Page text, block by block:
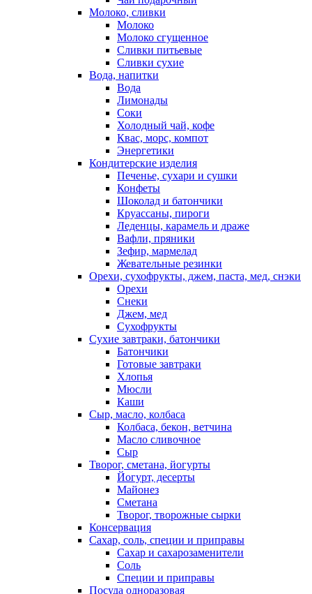
Молоко, сливки
Молоко
Молоко сгущенное
Сливки питьевые
Сливки сухие
Вода, напитки
Вода
Лимонады
Соки
Холодный чай, кофе
Квас, морс, компот
Энергетики
Кондитерские изделия
Печенье, сухари и сушки
Конфеты
Шоколад и батончики
Круассаны, пироги
Леденцы, карамель и драже
Вафли, пряники
Зефир, мармелад
Жевательные резинки
Орехи, сухофрукты, джем, паста, мед, снэки
Орехи
Снеки
Джем, мед
Сухофрукты
Сухие завтраки, батончики
Батончики
Готовые завтраки
Хлопья
Мюсли
Каши
Сыр, масло, колбаса
Колбаса, бекон, ветчина
Масло сливочное
Сыр
Творог, сметана, йогурты
Йогурт, десерты
Майонез
Сметана
Творог, творожные сырки
Консервация
Сахар, соль, специи и приправы
Сахар и сахарозаменители
Соль
Специи и приправы
Посуда одноразовая